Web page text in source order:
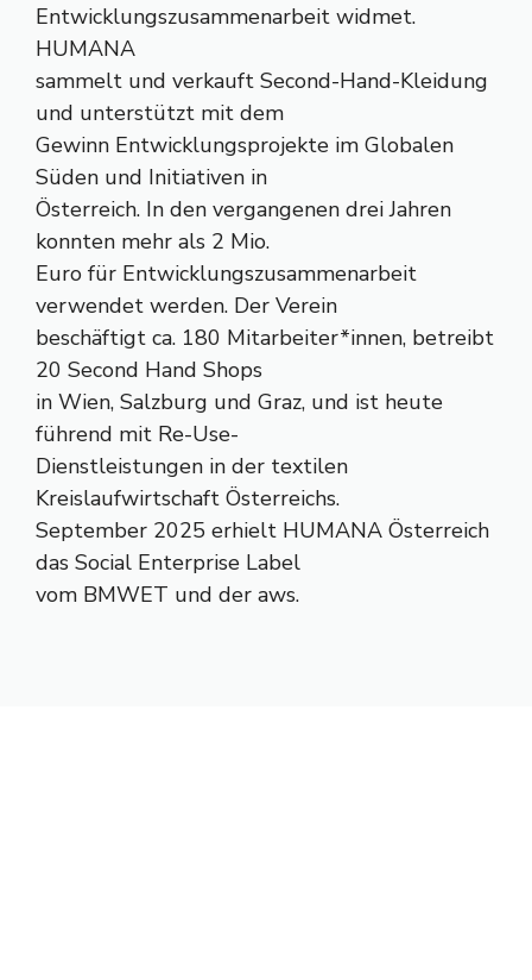
Entwicklungszusammenarbeit widmet.
HUMANA
sammelt und verkauft Second-Hand-Kleidung
und unterstützt mit dem
Gewinn Entwicklungsprojekte im Globalen
Süden und Initiativen in
Österreich. In den vergangenen drei Jahren
konnten mehr als 2 Mio.
Euro für Entwicklungszusammenarbeit
verwendet werden. Der Verein
beschäftigt ca. 180 Mitarbeiter*innen, betreibt
20 Second Hand Shops
in Wien, Salzburg und Graz, und ist heute
führend mit Re-Use-
Dienstleistungen in der textilen
Kreislaufwirtschaft Österreichs.
September 2025 erhielt HUMANA Österreich
das Social Enterprise Label
vom BMWET und der aws.